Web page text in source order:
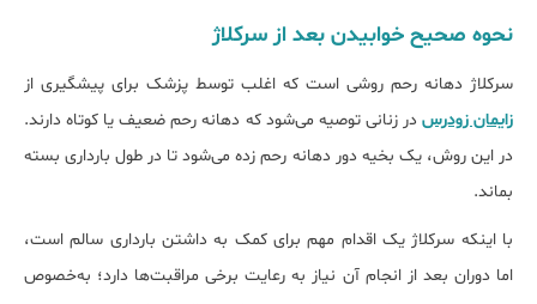
نحوه صحیح خوابیدن بعد از سرکلاژ
سرکلاژ دهانه رحم روشی است که اغلب توسط پزشک برای پیش‎گیری از
زایمان زودرس در زنانی توصیه می‌شود که دهانه رحم ضعیف یا کوتاه دارند.
در این روش، یک بخیه دور دهانه رحم زده می‌شود تا در طول بارداری بسته
بماند.
با اینکه سرکلاژ یک اقدام مهم برای کمک به داشتن بارداری سالم است،
اما دوران بعد از انجام آن نیاز به رعایت برخی مراقبت‌ها دارد؛ به‌خصوص